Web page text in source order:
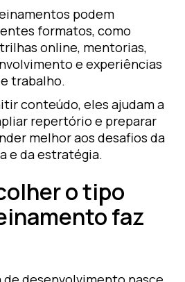
podem
formatos, como
online, mentorias,
e experiências
trabalho.
conteúdo, eles ajudam a
repertório e preparar
melhor aos desafios da
e da estratégia.
o tipo
faz